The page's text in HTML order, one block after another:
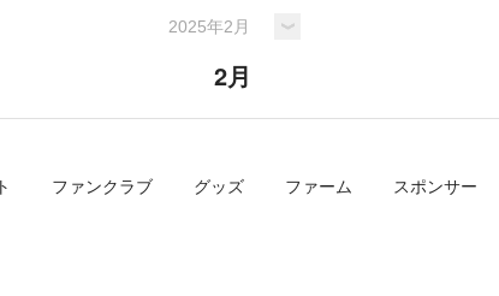
2月
ファンクラブ グッズ ファーム スポンサー